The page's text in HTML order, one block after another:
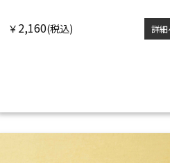
￥ 2,160 詳細